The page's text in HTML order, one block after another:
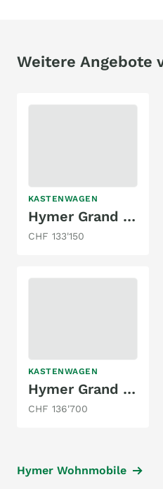
Weitere Angebote
KASTENWAGEN
Hymer Grand Canyon S CrossOver
CHF 133'150
KASTENWAGEN
Hymer Grand Canyon S 600
CHF 136'700
Hymer Wohnmobile